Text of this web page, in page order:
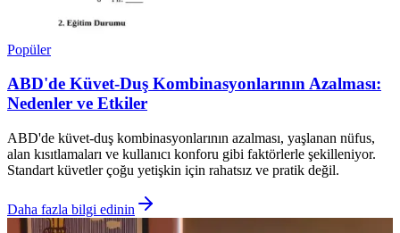
Popüler
ABD'de Küvet-Duş Kombinasyonlarının Azalması:
Nedenler ve Etkiler
ABD'de küvet-duş kombinasyonlarının azalması, yaşlanan nüfus,
alan kısıtlamaları ve kullanıcı konforu gibi faktörlerle şekilleniyor.
Standart küvetler çoğu yetişkin için rahatsız ve pratik değil.
Daha fazla bilgi edinin